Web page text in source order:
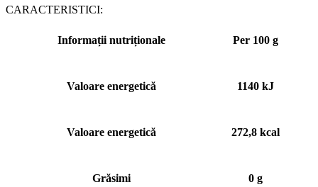
CARACTERISTICI:
Informații nutriționale Per 100 g
Valoare energetică 1140 kJ
Valoare energetică 272,8 kcal
Grăsimi 0 g